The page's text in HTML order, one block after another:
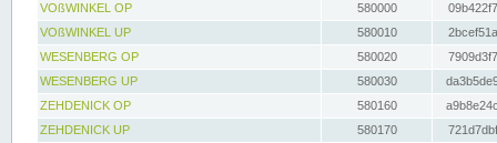
VOßWINKEL OP
580000
VOßWINKEL UP
580010
WESENBERG OP
580020
WESENBERG UP
580030
ZEHDENICK OP
580160
ZEHDENICK UP
580170